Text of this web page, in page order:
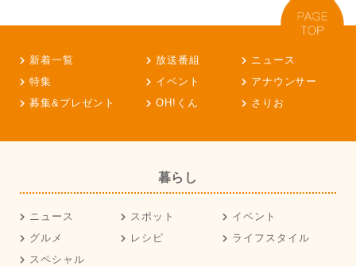
新着一覧 放送番組
ニュース
特集
イベント
アナウンサー
募集&プレゼント
OH!くん さりお
暮らし
ニュース スポット
イベント
グルメ
レシピ
ライフスタイル
スペシャル